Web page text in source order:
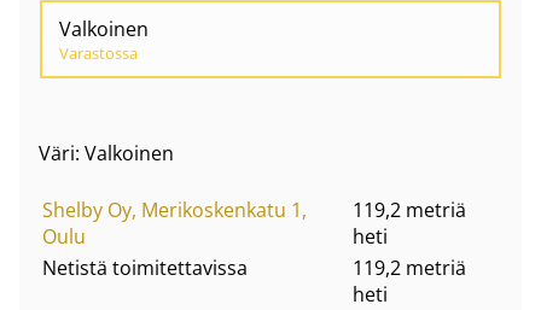
Valkoinen
Varastossa
Väri: Valkoinen
Shelby Oy, Merikoskenkatu 1,
Oulu
119,2 metriä
heti
Netistä toimitettavissa
119,2 metriä
heti